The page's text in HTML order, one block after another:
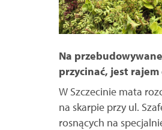
Na
przycinać, jest rajem
W Szczecinie mata
na skarpie przy ul.
rosnących na